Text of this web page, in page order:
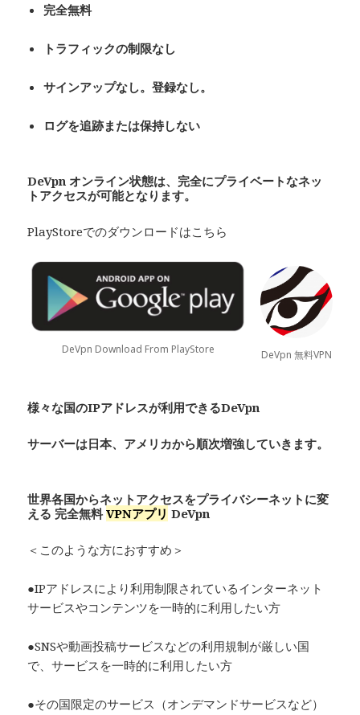
完全無料
トラフィックの制限なし
サインアップなし。登録なし。
ログを追跡または保持しない
DeVpn オンライン状態は、完全にプライベートなネッ
トアクセスが可能となります。
PlayStoreでのダウンロードはこちら
DeVpn 無料VPN
DeVpn Download From PlayStore
様々な国のIPアドレスが利用できるDeVpn
サーバーは日本、アメリカから順次増強していきます。
世界各国からネットアクセスをプライバシーネットに変
える 完全無料VPNアプリ DeVpn
＜このような方におすすめ＞
●IPアドレスにより利用制限されているインターネット
サービスやコンテンツを一時的に利用したい方
●SNSや動画投稿サービスなどの利用規制が厳しい国
で、サービスを一時的に利用したい方
●その国限定のサービス（オンデマンドサービスなど）